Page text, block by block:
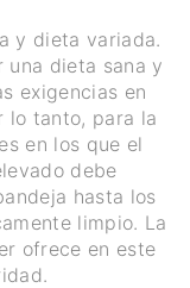
y dieta variada.
una dieta sana y
exigencias en
lo tanto, para la
en los que el
debe
hasta los
limpio. La
ofrece en este